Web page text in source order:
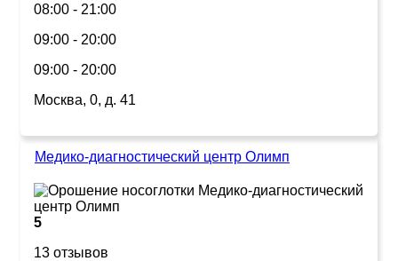
08:00 - 21:00
09:00 - 20:00
09:00 - 20:00
Москва, 0, д. 41
Медико-диагностический центр Олимп
5
13 отзывов